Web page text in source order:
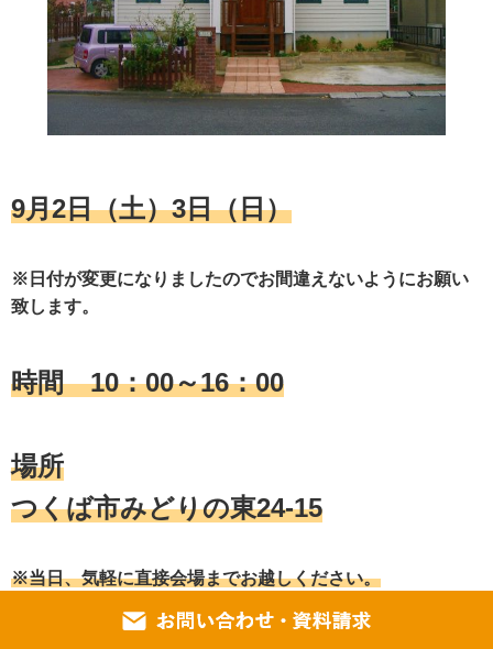
9月2日（土）3日（日）
※日付が変更になりましたのでお間違えないようにお願い
致します。
時間 10：00～16：00
場所
つくば市みどりの東24-15
※当日、気軽に直接会場までお越しください。